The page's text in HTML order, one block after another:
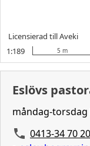
Eslövs
måndag-torsdag
0413-34 70 20